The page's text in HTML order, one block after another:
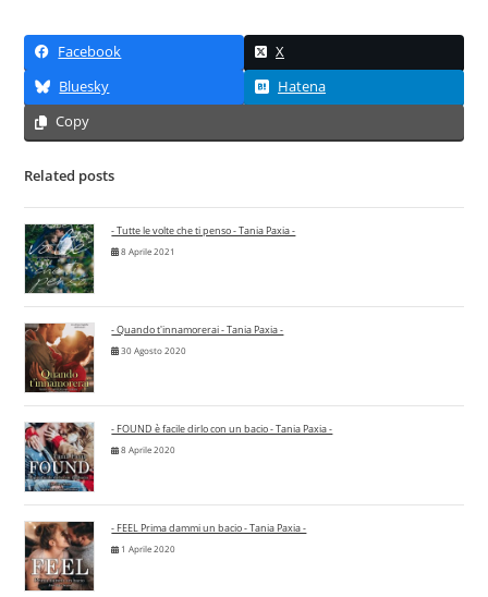
Facebook
X
Bluesky
Hatena
Copy
Related posts
- Tutte le volte che ti penso - Tania Paxia -
8 Aprile 2021
- Quando t'innamorerai - Tania Paxia -
30 Agosto 2020
- FOUND è facile dirlo con un bacio - Tania Paxia -
8 Aprile 2020
- FEEL Prima dammi un bacio - Tania Paxia -
1 Aprile 2020